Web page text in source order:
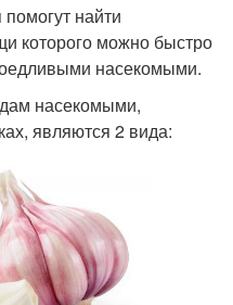
найти
которого можно быстро
насекомыми.
насекомыми,
являются 2 вида: